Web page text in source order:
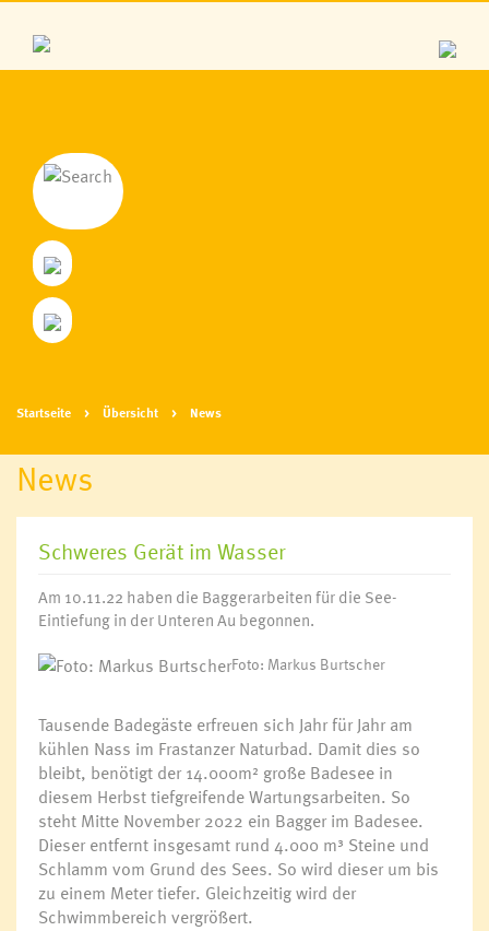
Startseite Übersicht News
News
Schweres Gerät im Wasser
Am 10.11.22 haben die Baggerarbeiten für die See-
Eintiefung in der Unteren Au begonnen.
Foto: Markus Burtscher
Tausende Badegäste erfreuen sich Jahr für Jahr am
kühlen Nass im Frastanzer Naturbad. Damit dies so
bleibt, benötigt der 14.000m² große Badesee in
diesem Herbst tiefgreifende Wartungsarbeiten. So
steht Mitte November 2022 ein Bagger im Badesee.
Dieser entfernt insgesamt rund 4.000 m³ Steine und
Schlamm vom Grund des Sees. So wird dieser um bis
zu einem Meter tiefer. Gleichzeitig wird der
Schwimmbereich vergrößert.